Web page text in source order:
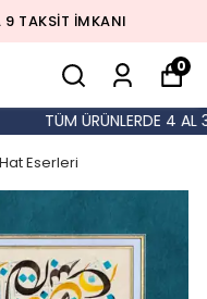
TAKSİT İMKANI
0
TÜM ÜRÜNLERDE 4 AL 3
Eserleri